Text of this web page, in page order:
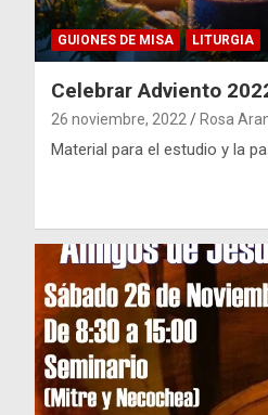
GUIONES DE MISA LITURGIA
Celebrar Adviento
26 noviembre, 2022 Rosa
Material para el estudio y la